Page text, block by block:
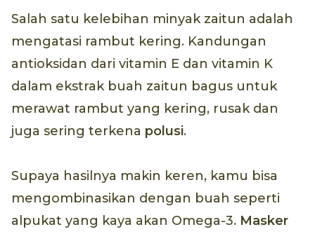
Salah satu kelebihan minyak zaitun adalah
mengatasi rambut kering. Kandungan
antioksidan dari vitamin E dan vitamin K
dalam ekstrak buah zaitun bagus untuk
merawat rambut yang kering, rusak dan
juga sering terkena polusi.
Supaya hasilnya makin keren, kamu bisa
mengombinasikan dengan buah seperti
alpukat yang kaya akan Omega-3. Masker